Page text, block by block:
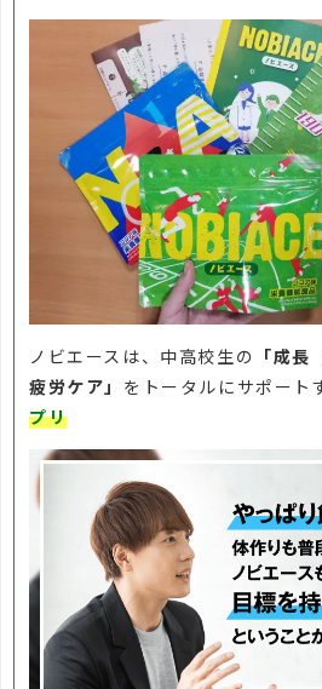
ノビエースは、中高校生の 「成
疲労ケア」 をトータルにサポート
プリ